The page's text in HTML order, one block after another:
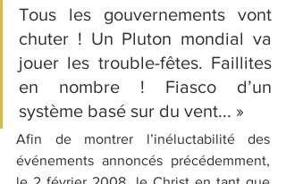
Tous les gouvernements vont
chuter ! Un Pluton mondial va
jouer les trouble-fêtes. Faillites
en nombre ! Fiasco d’un
système basé sur du vent... »
Afin de montrer l’inéluctabilité des
événements annoncés précédemment,